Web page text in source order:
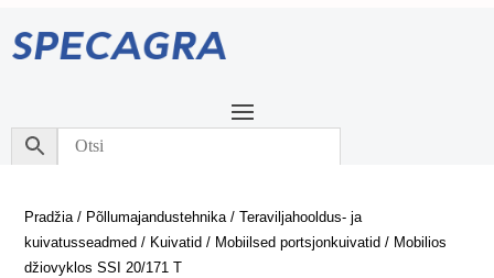
Pradžia/ Põllumajandustehnika/Teraviljahooldus- ja
kuivatusseadmed / Kuivatid / Mobiilsed portsjonkuivatid / Mobilios
džiovyklos SSI 20/171 T